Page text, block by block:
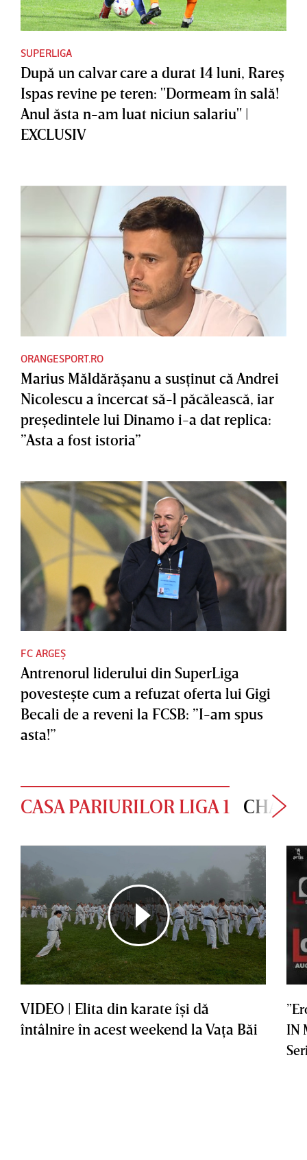
SUPERLIGA
După un calvar care a durat 14 luni, Rareş
Ispas revine pe teren: "Dormeam în sală!
Anul ăsta n-am luat niciun salariu" |
EXCLUSIV
ORANGESPORT.RO
Marius Măldărăşanu a susţinut că Andrei
Nicolescu a încercat să-l păcălească, iar
preşedintele lui Dinamo i-a dat replica:
”Asta a fost istoria”
FC ARGEȘ
Antrenorul liderului din SuperLiga
povesteşte cum a refuzat oferta lui Gigi
Becali de a reveni la FCSB: ”I-am spus
asta!”
CASA PARIURILOR LIGA 1
VIDEO | Elita din karate îşi dă
întâlnire în acest weekend la Vaţa Băi
IN